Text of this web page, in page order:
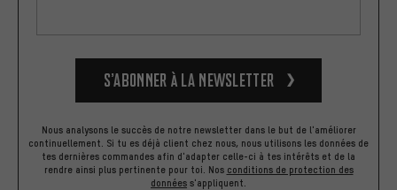
S’abonner à la newsletter
Nous analysons le succès de notre newsletter dans le but de l'améliorer
continuellement. Si tu es déjà client chez nous, nous utilisons les données de
tes dernières commandes afin d'adapter celle-ci à tes intérêts et de la
rendre ainsi plus pertinente pour toi. Nos conditions de protection des
données s'appliquent.